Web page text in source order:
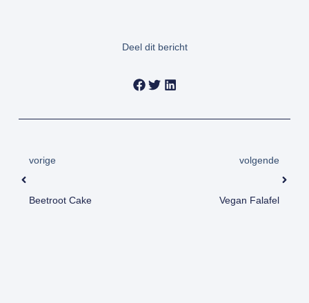
Deel dit bericht
vorige
Beetroot Cake
volgende
Vegan Falafel